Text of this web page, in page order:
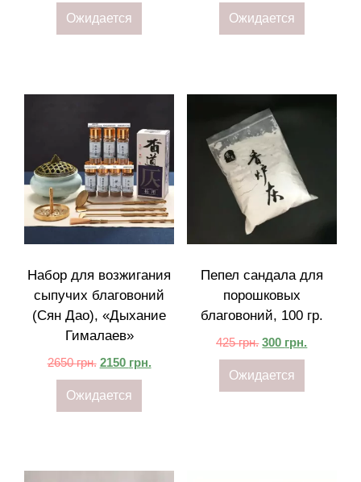
Ожидается Ожидается
Набор для возжигания
сыпучих благовоний
(Сян Дао), «Дыхание
Гималаев»
2650грн. 2150 грн.
Ожидается
Пепел сандала для
порошковых
благовоний, 100 гр.
425грн. 300 грн.
Ожидается